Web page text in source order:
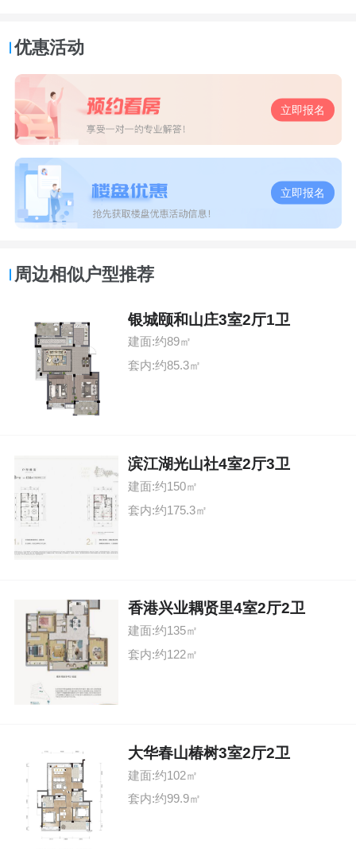
优惠活动
立即报名
立即报名
周边相似户型推荐
银城颐和山庄3室2厅1卫
建面:约89㎡
套内:约85.3㎡
滨江湖光山社4室2厅3卫
建面:约150㎡
套内:约175.3㎡
香港兴业耦贤里4室2厅2卫
建面:约135㎡
套内:约122㎡
大华春山椿树3室2厅2卫
建面:约102㎡
套内:约99.9㎡